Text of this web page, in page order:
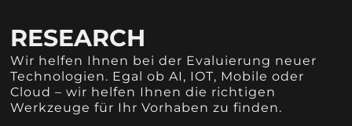
RESEARCH
Wir helfen Ihnen bei der Evaluierung neuer
Technologien. Egal ob AI, IOT, Mobile oder
Cloud – wir helfen Ihnen die richtigen
Werkzeuge für Ihr Vorhaben zu finden.